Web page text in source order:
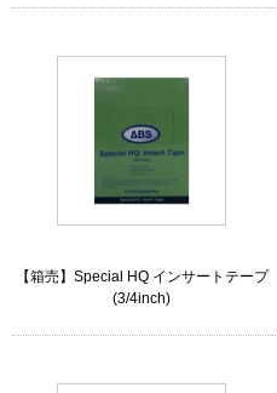
【箱売】Special HQ インサートテープ
(3/4inch)